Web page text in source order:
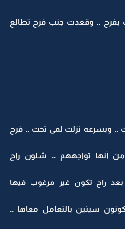
بفرح .. وقعدت جنب فرح تطالع
وبسرعه نزلت لمى تحت .. فرح
من أنها تواجههم .. شلون راح
راح تكون غير مرغوب فيها
سيئين بالتعامل معاها ..